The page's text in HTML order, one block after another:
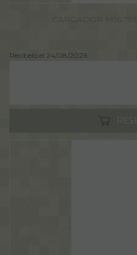
CARGADOR M16
Recíbelo el 24/08/2026